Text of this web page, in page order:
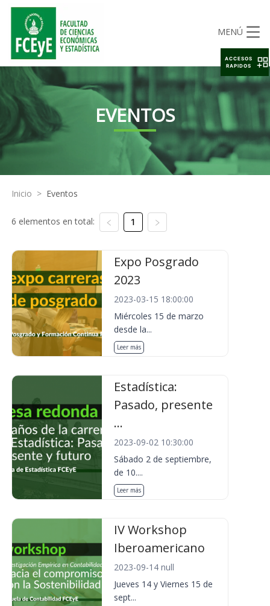
MENÚ
EVENTOS
Inicio > Eventos
6 elementos en total: 1
Expo Posgrado
2023
2023-03-15 18:00:00
Miércoles 15 de marzo
desde la...
Leer más
Estadística:
Pasado, presente
...
2023-09-02 10:30:00
Sábado 2 de septiembre,
de 10....
Leer más
IV Workshop
Iberoamericano
2023-09-14 null
Jueves 14 y Viernes 15 de
sept...
ACCESOS
RAPIDOS